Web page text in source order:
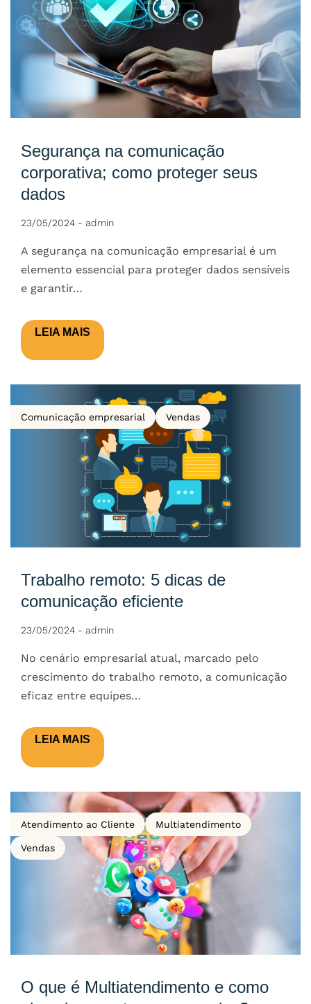
Segurança na comunicação
corporativa; como proteger seus
dados
23/05/2024 - admin
A segurança na comunicação empresarial é um
elemento essencial para proteger dados sensíveis
e garantir…
LEIA MAIS
Comunicação empresarial Vendas
Trabalho remoto: 5 dicas de
comunicação eficiente
23/05/2024 - admin
No cenário empresarial atual, marcado pelo
crescimento do trabalho remoto, a comunicação
eficaz entre equipes…
LEIA MAIS
Atendimento ao Cliente Multiatendimento
Vendas
O que é Multiatendimento e como